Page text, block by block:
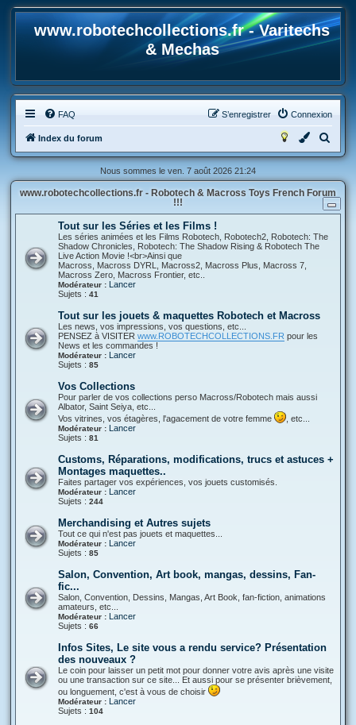
www.robotechcollections.fr - Varitechs
& Mechas
FAQ Connexion
S’enregistrer
Index du forum
e
h
e
Nous sommes le ven. 7 août 2026 21:24
www.robotechcollections.fr - Robotech & Macross Toys French Forum
!!!
Tout sur les Séries et les Films !
Les séries animées et les Films Robotech, Robotech2, Robotech: The
Shadow Chronicles, Robotech: The Shadow Rising & Robotech The
Live Action Movie !<br>Ainsi que
Macross, Macross DYRL, Macross2, Macross Plus, Macross 7,
Macross Zero, Macross Frontier, etc..
Modérateur : Lancer
Sujets : 41
Tout sur les jouets & maquettes Robotech et Macross
Les news, vos impressions, vos questions, etc...
PENSEZ à VISITER www.ROBOTECHCOLLECTIONS.FR pour les
News et les commandes !
Modérateur : Lancer
Sujets : 85
Vos Collections
Pour parler de vos collections perso Macross/Robotech mais aussi
Albator, Saint Seiya, etc...
Vos vitrines, vos étagères, l'agacement de votre femme
, etc...
Modérateur : Lancer
Sujets : 81
Customs, Réparations, modifications, trucs et astuces +
Montages maquettes..
Faites partager vos expériences, vos jouets customisés.
Modérateur : Lancer
Sujets : 244
Merchandising et Autres sujets
Tout ce qui n'est pas jouets et maquettes...
Modérateur : Lancer
Sujets : 85
Salon, Convention, Art book, mangas, dessins, Fan-
fic...
Salon, Convention, Dessins, Mangas, Art Book, fan-fiction, animations
amateurs, etc...
Modérateur : Lancer
Sujets : 66
Infos Sites, Le site vous a rendu service? Présentation
des nouveaux ?
Le coin pour laisser un petit mot pour donner votre avis après une visite
ou une transaction sur ce site... Et aussi pour se présenter brièvement,
ou longuement, c'est à vous de choisir
Modérateur : Lancer
Sujets : 104